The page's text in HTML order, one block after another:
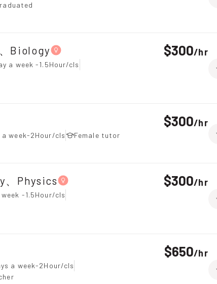
Biology
a week -1.5Hour/cls
$300/hr
a week-2Hour/cls Female tutor
$300/hr
、Physics
week -1.5Hour/cls
$300/hr
a week-2Hour/cls
$650/hr